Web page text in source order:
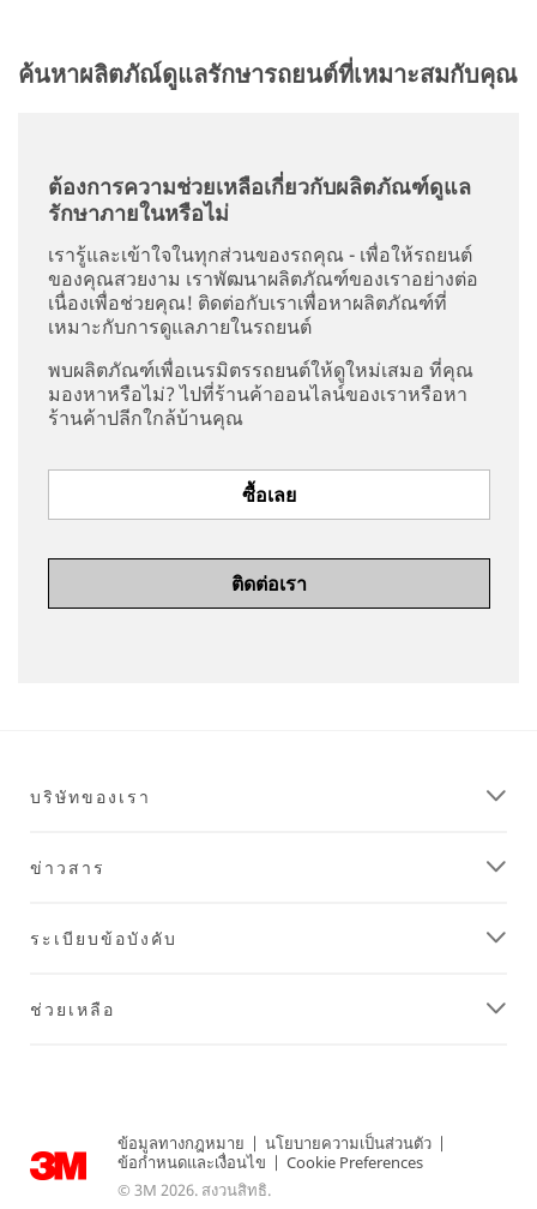
ค้นหาผลิตภัณ์ดูแลรักษารถยนต์ที่เหมาะสมกับคุณ
ต้องการความช่วยเหลือเกี่ยวกับผลิตภัณฑ์ดูแล
รักษาภายในหรือไม่
เรารู้และเข้าใจในทุกส่วนของรถคุณ - เพื่อให้รถยนต์
ของคุณสวยงาม เราพัฒนาผลิตภัณฑ์ของเราอย่างต่อ
เนื่องเพื่อช่วยคุณ! ติดต่อกับเราเพื่อหาผลิตภัณฑ์ที่
เหมาะกับการดูแลภายในรถยนต์
พบผลิตภัณฑ์เพื่อเนรมิตรรถยนต์ให้ดูใหม่เสมอ ที่คุณ
มองหาหรือไม่? ไปที่ร้านค้าออนไลน์ของเราหรือหา
ร้านค้าปลีกใกล้บ้านคุณ
ซื้อเลย
ติดต่อเรา
บริษัทของเรา
ข่าวสาร
ระเบียบข้อบังคับ
ช่วยเหลือ
ข้อมูลทางกฎหมาย | นโยบายความเป็นส่วนตัว |
ข้อกำหนดและเงื่อนไข | Cookie Preferences
© 3M 2026. สงวนสิทธิ.